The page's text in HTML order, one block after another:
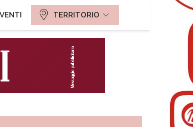
TERRITORIO